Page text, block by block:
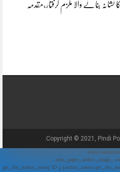
نشانہ بنانے والا ملزم گرفتار،مقدمہ
Copyright © 2021, Pindi
// Show Author
get_the_author_meta('ID'); $author_name =